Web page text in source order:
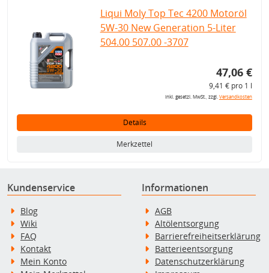
Liqui Moly Top Tec 4200 Motoröl
5W-30 New Generation 5-Liter
504.00 507.00 -3707
47,06 €
9,41 € pro 1 l
inkl. gesetzl. MwSt., zzgl.Versandkosten
Details
Merkzettel
Kundenservice
Blog
Wiki
FAQ
Kontakt
Mein Konto
Informationen
AGB
Altölentsorgung
Barrierefreiheitserklärung
Batterieentsorgung
Datenschutzerklärung